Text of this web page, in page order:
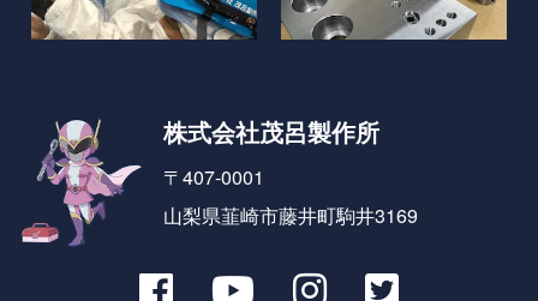
株式会社茂呂製作所
〒407-0001
山梨県韮崎市藤井町駒井3169